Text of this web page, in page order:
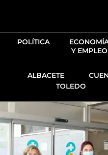
POLÍTICA
Y EMPLEO
ALBACETE
TOLEDO